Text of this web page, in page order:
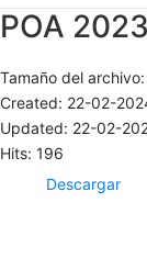
POA
Tamaño del
Created: 22-02-
Updated: 22-02-
Hits: 196
Descargar